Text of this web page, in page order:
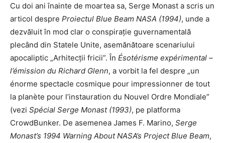
Cu doi ani înainte de moartea sa, Serge Monast a scris un
articol despre Proiectul Blue Beam NASA (1994), unde a
dezvăluit în mod clar o conspirație guvernamentală
plecând din Statele Unite, asemănătoare scenariului
apocaliptic „Arhitecții fricii”. În Ésotérisme expérimental –
l’émission du Richard Glenn, a vorbit la fel despre „un
énorme spectacle cosmique pour impressionner de tout
la planète pour l’instauration du Nouvel Ordre Mondiale”
(vezi Spécial Serge Monast (1993), pe platforma
CrowdBunker. De asemenea James F. Marino, Serge
Monast’s 1994 Warning About NASA’s Project Blue Beam,